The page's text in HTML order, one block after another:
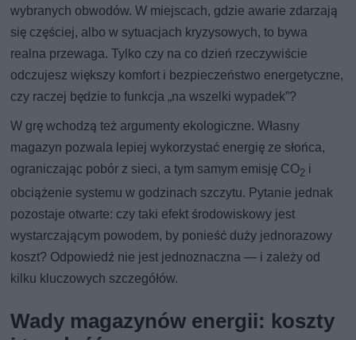
wybranych obwodów. W miejscach, gdzie awarie zdarzają
się częściej, albo w sytuacjach kryzysowych, to bywa
realna przewaga. Tylko czy na co dzień rzeczywiście
odczujesz większy komfort i bezpieczeństwo energetyczne,
czy raczej będzie to funkcja „na wszelki wypadek”?
W grę wchodzą też argumenty ekologiczne. Własny
magazyn pozwala lepiej wykorzystać energię ze słońca,
ograniczając pobór z sieci, a tym samym emisję CO2 i
obciążenie systemu w godzinach szczytu. Pytanie jednak
pozostaje otwarte: czy taki efekt środowiskowy jest
wystarczającym powodem, by ponieść duży jednorazowy
koszt? Odpowiedź nie jest jednoznaczna — i zależy od
kilku kluczowych szczegółów.
Wady magazynów energii: koszty